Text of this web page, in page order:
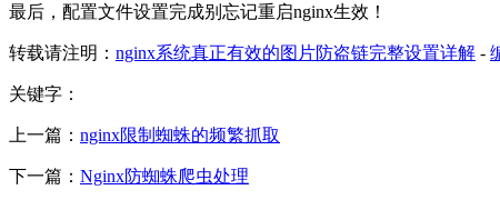
最后，配置文件设置完成别忘记重启nginx生效！
转载请注明： nginx系统真正有效的图片防盗链完整设置详解 -
关键字 ：
上一篇： nginx限制蜘蛛的频繁抓取
下一篇： Nginx防蜘蛛爬虫处理